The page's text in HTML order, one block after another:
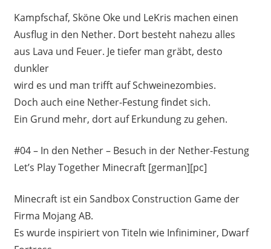
Kampfschaf, Sköne Oke und LeKris machen einen
Ausflug in den Nether. Dort besteht nahezu alles
aus Lava und Feuer. Je tiefer man gräbt, desto
dunkler
wird es und man trifft auf Schweinezombies.
Doch auch eine Nether-Festung findet sich.
Ein Grund mehr, dort auf Erkundung zu gehen.
#04 – In den Nether – Besuch in der Nether-Festung
Let’s Play Together Minecraft [german][pc]
Minecraft ist ein Sandbox Construction Game der
Firma Mojang AB.
Es wurde inspiriert von Titeln wie Infiniminer, Dwarf